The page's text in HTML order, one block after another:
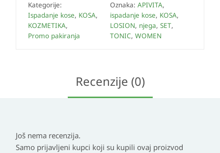
Kategorije:
Ispadanje kose, KOSA,
KOZMETIKA,
Promo pakiranja
Oznaka: APIVITA,
ispadanje kose, KOSA,
LOSION, njega, SET,
TONIC, WOMEN
Recenzije (0)
Još nema recenzija.
Samo prijavljeni kupci koji su kupili ovaj proizvod